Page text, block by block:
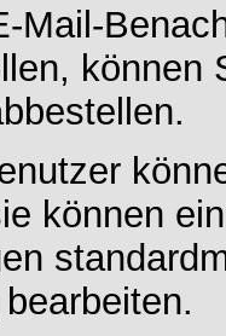
Mail-
können
bearbeiten.